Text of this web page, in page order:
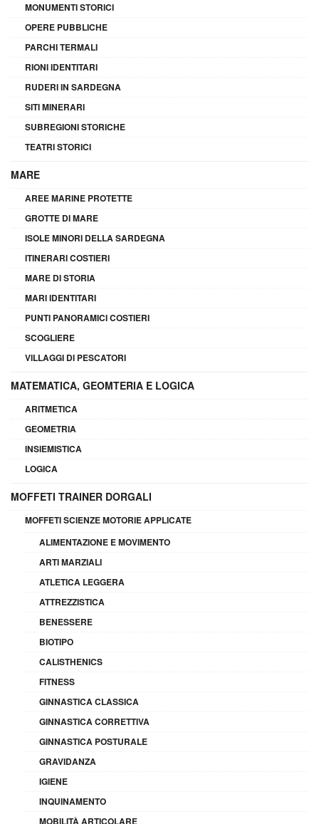
MONUMENTI STORICI
OPERE PUBBLICHE
PARCHI TERMALI
RIONI IDENTITARI
RUDERI IN SARDEGNA
SITI MINERARI
SUBREGIONI STORICHE
TEATRI STORICI
MARE
AREE MARINE PROTETTE
GROTTE DI MARE
ISOLE MINORI DELLA SARDEGNA
ITINERARI COSTIERI
MARE DI STORIA
MARI IDENTITARI
PUNTI PANORAMICI COSTIERI
SCOGLIERE
VILLAGGI DI PESCATORI
MATEMATICA, GEOMTERIA E LOGICA
ARITMETICA
GEOMETRIA
INSIEMISTICA
LOGICA
MOFFETI TRAINER DORGALI
MOFFETI SCIENZE MOTORIE APPLICATE
ALIMENTAZIONE E MOVIMENTO
ARTI MARZIALI
ATLETICA LEGGERA
ATTREZZISTICA
BENESSERE
BIOTIPO
CALISTHENICS
FITNESS
GINNASTICA CLASSICA
GINNASTICA CORRETTIVA
GINNASTICA POSTURALE
GRAVIDANZA
IGIENE
INQUINAMENTO
MOBILITÀ ARTICOLARE